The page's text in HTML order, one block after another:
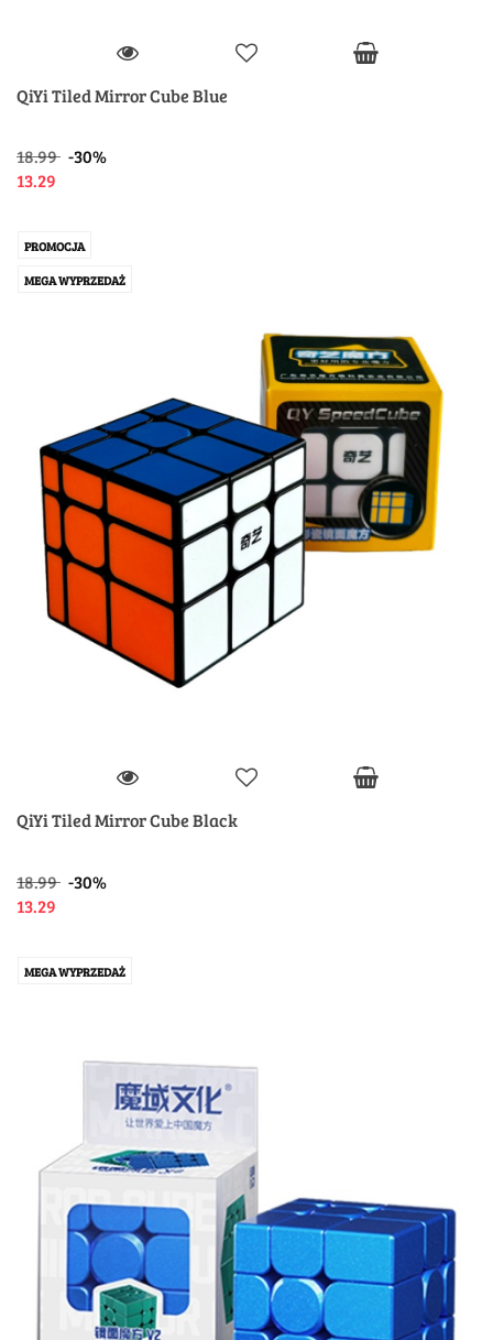
QiYi Tiled Mirror Cube Blue
18.99 -30%
13.29
PROMOCJA
MEGA WYPRZEDAŻ
QiYi Tiled Mirror Cube Black
18.99 -30%
13.29
MEGA WYPRZEDAŻ